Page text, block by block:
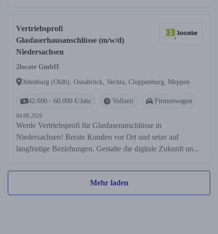
Vertriebsprofi
Glasfaserhausanschlüsse (m/w/d)
Niedersachsen
2locate GmbH
Oldenburg (Oldb), Osnabrück, Vechta, Cloppenburg, Meppen
42.000 - 60.000 €/Jahr Vollzeit Firmenwagen
04.08.2026
Werde Vertriebsprofi für Glasfaseranschlüsse in
Niedersachsen! Berate Kunden vor Ort und setze auf
langfristige Beziehungen. Gestalte die digitale Zukunft un...
Mehr laden